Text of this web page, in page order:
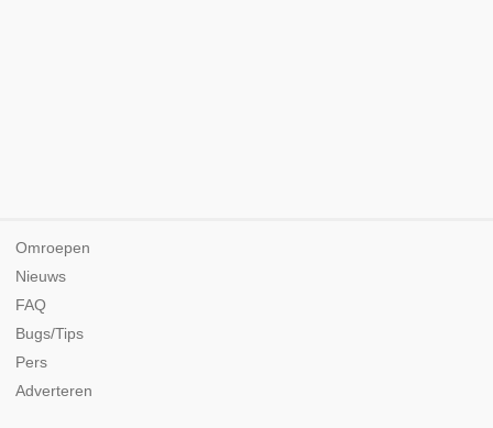
Omroepen
Nieuws
FAQ
Bugs/Tips
Pers
Adverteren